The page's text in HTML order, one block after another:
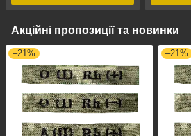
Акційні пропозиції та новинки
–21% –21%